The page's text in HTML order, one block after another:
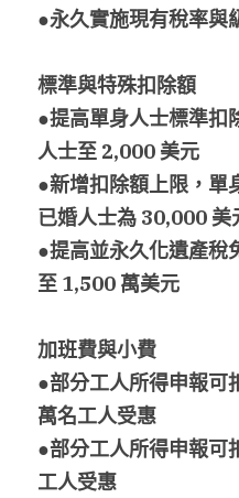
●永久實施現有稅率與
標準與特殊扣除額
●提高單身人士標準扣
人士至 2,000 美元
●新增扣除額上限，單
已婚人士為 30,000 美
●提高並永久化遺產稅
至 1,500 萬美元
加班費與小費
萬名工人受惠
●部分工人所得申報可
工人受惠